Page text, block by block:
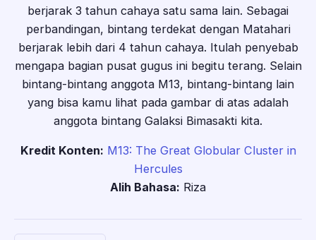
berjarak 3 tahun cahaya satu sama lain. Sebagai
perbandingan, bintang terdekat dengan Matahari
berjarak lebih dari 4 tahun cahaya. Itulah penyebab
mengapa bagian pusat gugus ini begitu terang. Selain
bintang-bintang anggota M13, bintang-bintang lain
yang bisa kamu lihat pada gambar di atas adalah
anggota bintang Galaksi Bimasakti kita.
Kredit Konten: M13: The Great Globular Cluster in
Hercules
Alih Bahasa: Riza